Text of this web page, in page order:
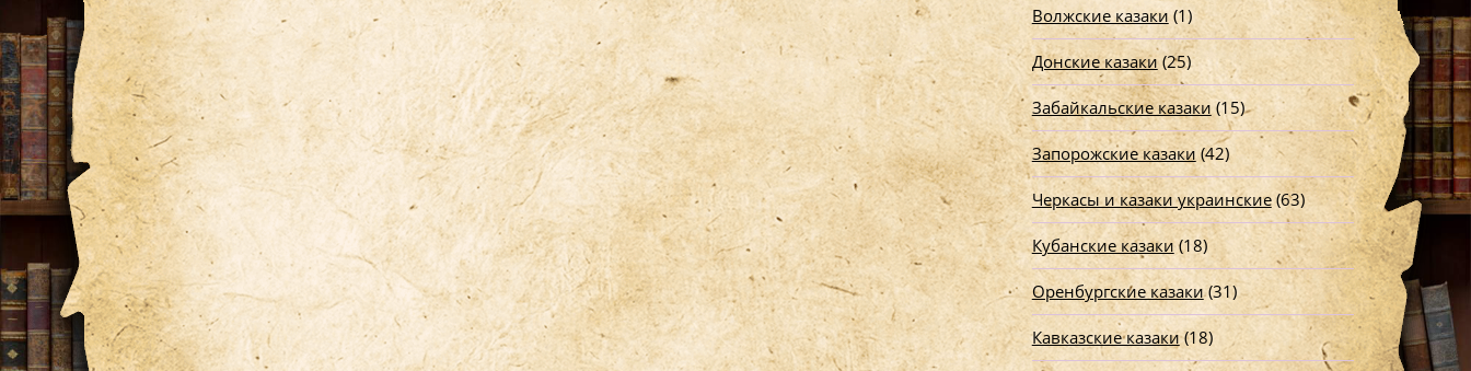
Волжские казаки(1)
Донские казаки(25)
Забайкальские казаки(15)
Запорожские казаки(42)
Черкасы и казаки украинские(63)
Кубанские казаки (18)
Оренбургские казаки(31)
Кавказские казаки(18)